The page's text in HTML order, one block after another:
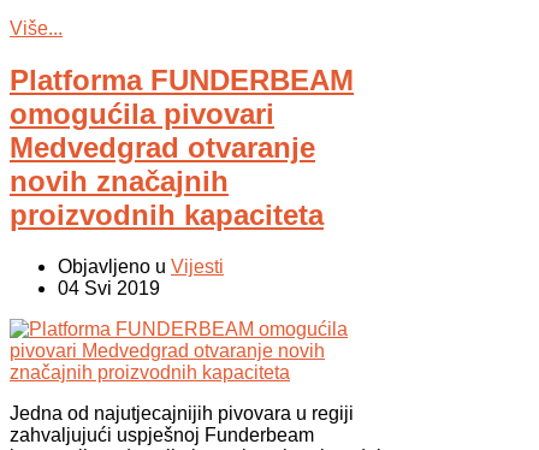
Više...
Platforma FUNDERBEAM
omogućila pivovari
Medvedgrad otvaranje
novih značajnih
proizvodnih kapaciteta
Objavljeno u Vijesti
04 Svi 2019
Jedna od najutjecajnijih pivovara u regiji
zahvaljujući uspješnoj Funderbeam